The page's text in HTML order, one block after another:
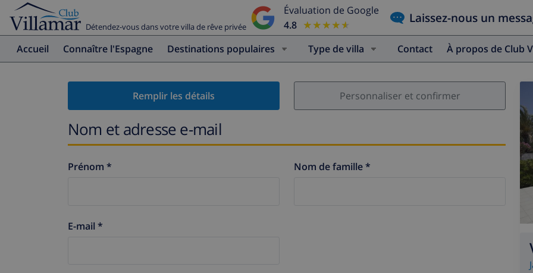
Détendez-vous dans votre villa de rêve privée
Évaluation de Google
4.8 ★★★★★
★★★★★ Laissez-nous un
Accueil Connaître l'Espagne Destinations populaires Type de villa Contact À propos de Club
Remplir les détails Personnaliser et confirmer
Nom et adresse e-mail
Prénom * Nom de famille *
E-mail *